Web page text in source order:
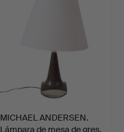
MICHAEL ANDERSEN.
Lámpara de mesa de gres,